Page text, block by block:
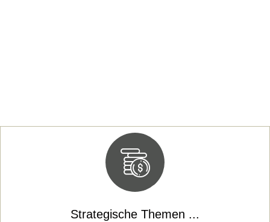
Strategische Themen ...